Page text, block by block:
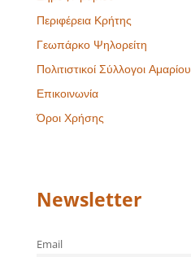
Περιφέρεια Κρήτης
Γεωπάρκο Ψηλορείτη
Πολιτιστικοί Σύλλογοι Αμαρίου
Επικοινωνία
Όροι Χρήσης
Newsletter
Email